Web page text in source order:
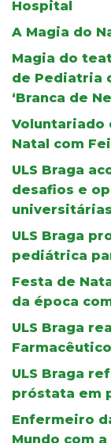
Hospital
A Magia do
Magia do
de Pediatria
‘Branca de
Voluntariado
Natal com
ULS Braga
desafios e
universitárias
ULS Braga
pediátrica
Festa de
da época
ULS Braga
Farmacêutico
ULS Braga
próstata em
Enfermeiro
Mundo com